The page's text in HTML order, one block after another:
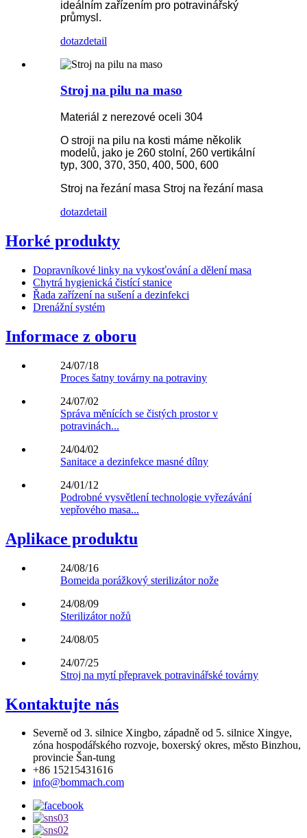
ideálním zařízením pro potravinářský
průmysl.
dotazdetail
Stroj na pilu na maso
Materiál z nerezové oceli 304
O stroji na pilu na kosti máme několik
modelů, jako je 260 stolní, 260 vertikální
typ, 300, 370, 350, 400, 500, 600
Stroj na řezání masa Stroj na řezání masa
dotazdetail
Horké produkty
Dopravníkové linky na vykosťování a dělení masa
Chytrá hygienická čistící stanice
Řada zařízení na sušení a dezinfekci
Drenážní systém
Informace z oboru
24/07/18
Proces šatny továrny na potraviny
24/07/02
Správa měnících se čistých prostor v
potravinách...
24/04/02
Sanitace a dezinfekce masné dílny
24/01/12
Podrobné vysvětlení technologie vyřezávání
vepřového masa...
Aplikace produktu
24/08/16
Bomeida porážkový sterilizátor nože
24/08/09
Sterilizátor nožů
24/08/05
24/07/25
Stroj na mytí přepravek potravinářské továrny
Kontaktujte nás
Severně od 3. silnice Xingbo, západně od 5. silnice Xingye,
zóna hospodářského rozvoje, boxerský okres, město Binzhou,
provincie Šan-tung
+86 15215431616
info@bommach.com